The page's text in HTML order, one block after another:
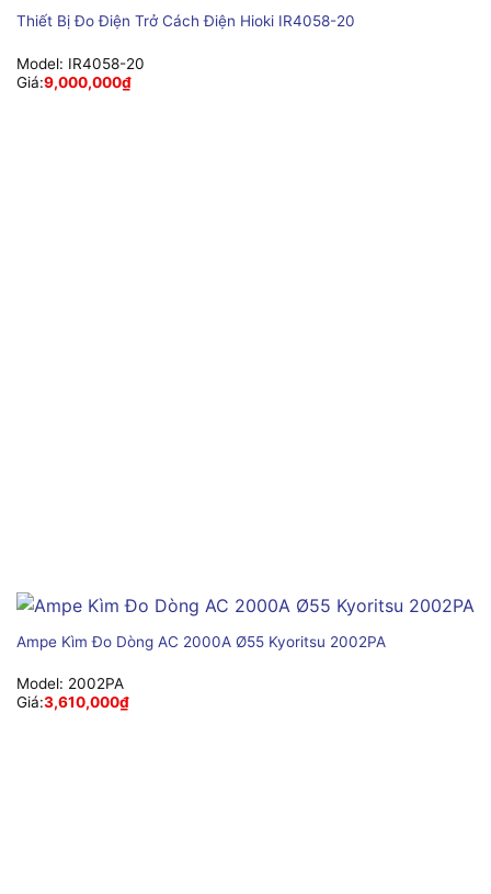
Thiết Bị Đo Điện Trở Cách Điện Hioki IR4058-20
Model: IR4058-20
Giá:9,000,000₫
Ampe Kìm Đo Dòng AC 2000A Ø55 Kyoritsu 2002PA
Model: 2002PA
Giá:3,610,000₫